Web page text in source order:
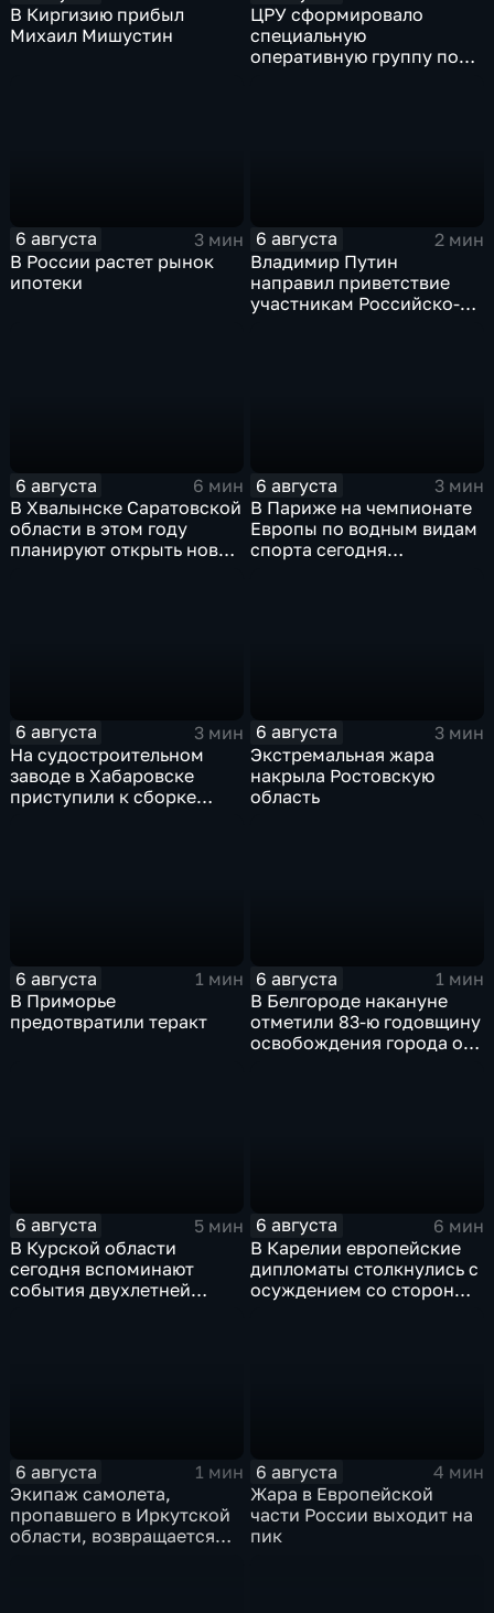
В Киргизию прибыл
Михаил Мишустин
ЦРУ сформировало
специальную
оперативную группу по
6 августа
3 мин
В России растет рынок
ипотеки
6 августа
2 мин
Владимир Путин
направил приветствие
участникам Российско-
6 августа
6 мин
В Хвалынске Саратовской
области в этом году
планируют открыть новую
6 августа
3 мин
В Париже на чемпионате
Европы по водным видам
спорта сегодня
6 августа
3 мин
На судостроительном
заводе в Хабаровске
приступили к сборке
6 августа
3 мин
Экстремальная жара
накрыла Ростовскую
область
6 августа
1 мин
В Приморье
предотвратили теракт
6 августа
1 мин
В Белгороде накануне
отметили 83-ю годовщину
освобождения города от
6 августа
5 мин
В Курской области
сегодня вспоминают
события двухлетней
6 августа
6 мин
В Карелии европейские
дипломаты столкнулись с
осуждением со стороны
6 августа
1 мин
Экипаж самолета,
пропавшего в Иркутской
области, возвращается
6 августа
4 мин
Жара в Европейской
части России выходит на
пик